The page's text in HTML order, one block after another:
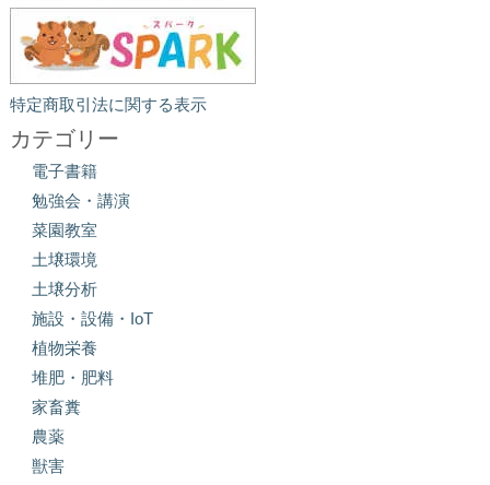
特定商取引法に関する表示
カテゴリー
電子書籍
勉強会・講演
菜園教室
土壌環境
土壌分析
施設・設備・IoT
植物栄養
堆肥・肥料
家畜糞
農薬
獣害